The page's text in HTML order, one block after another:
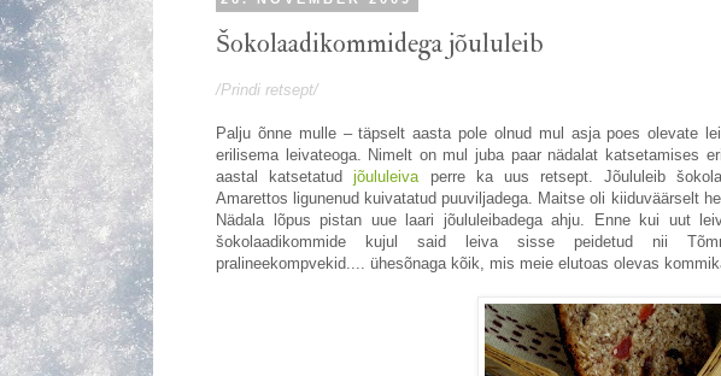
Šokolaadikommidega jõululeib
/Prindi retsept/
Palju õnne mulle – täpselt aasta pole olnud mul asja poes olevate
erilisema leivateoga. Nimelt on mul juba paar nädalat katsetamises
aastal katsetatudjõululeivaperre ka uus retsept. Jõululeib
Amarettos ligunenud kuivatatud puuviljadega. Maitse oli kiiduväärselt
Nädala lõpus pistan uue laari jõululeibadega ahju. Enne kui uut
šokolaadikommide kujul said leiva sisse peidetud nii
pralineekompvekid.... ühesõnaga kõik, mis meie elutoas olevas